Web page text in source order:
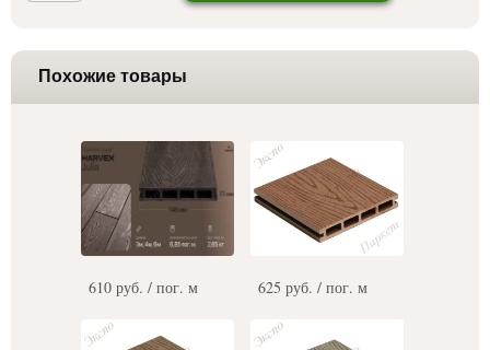
Похожие товары
610 руб. / пог. м 625 руб. / пог. м